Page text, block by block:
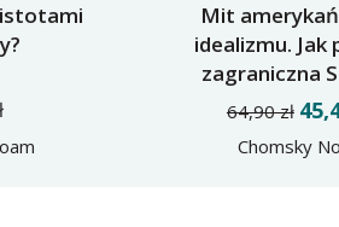
Mit
idealizmu. Jak
zagraniczna
Zjednoczonych
64,90 zł
Chomsky